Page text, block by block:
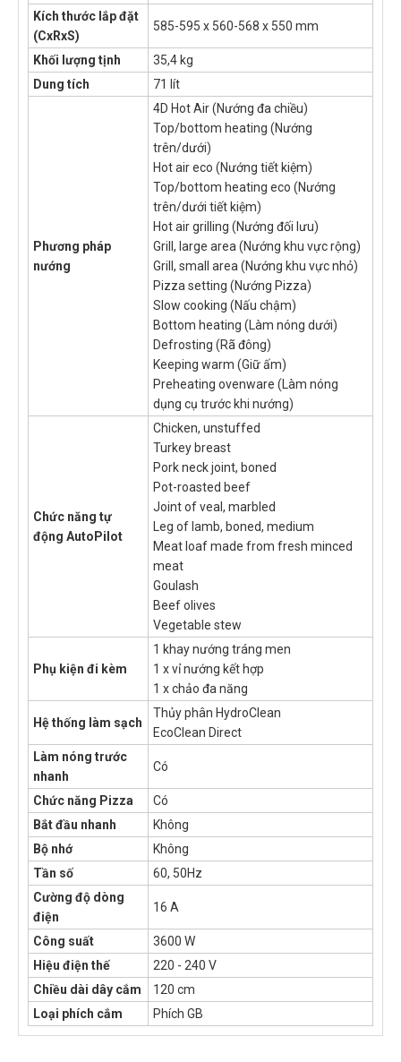
Kích thước lắp đặt
(CxRxS)
585-595 x 560-568 x 550 mm
Khối lượng tịnh
35,4 kg
Dung tích
71 lít
Phương pháp
nướng
4D Hot Air (Nướng đa chiều)
Top/bottom heating (Nướng
trên/dưới)
Hot air eco (Nướng tiết kiệm)
Top/bottom heating eco (Nướng
trên/dưới tiết kiệm)
Hot air grilling (Nướng đối lưu)
Grill, large area (Nướng khu vực rộng)
Grill, small area (Nướng khu vực nhỏ)
Pizza setting (Nướng Pizza)
Slow cooking (Nấu chậm)
Bottom heating (Làm nóng dưới)
Defrosting (Rã đông)
Keeping warm (Giữ ấm)
Preheating ovenware (Làm nóng
dụng cụ trước khi nướng)
Chức năng tự
động AutoPilot
Chicken, unstuffed
Turkey breast
Pork neck joint, boned
Pot-roasted beef
Joint of veal, marbled
Leg of lamb, boned, medium
Meat loaf made from fresh minced
meat
Goulash
Beef olives
Vegetable stew
Phụ kiện đi kèm
1 khay nướng tráng men
1 x vỉ nướng kết hợp
1 x chảo đa năng
Hệ thống làm sạch
Thủy phân HydroClean
EcoClean Direct
Làm nóng trước
nhanh
Có
Chức năng Pizza
Có
Bắt đầu nhanh
Không
Bộ nhớ
Không
Tần số
60, 50Hz
Cường độ dòng
điện
16 A
Công suất
3600 W
Hiệu điện thế
220 - 240 V
Chiều dài dây cắm
120 cm
Loại phích cắm
Phích GB